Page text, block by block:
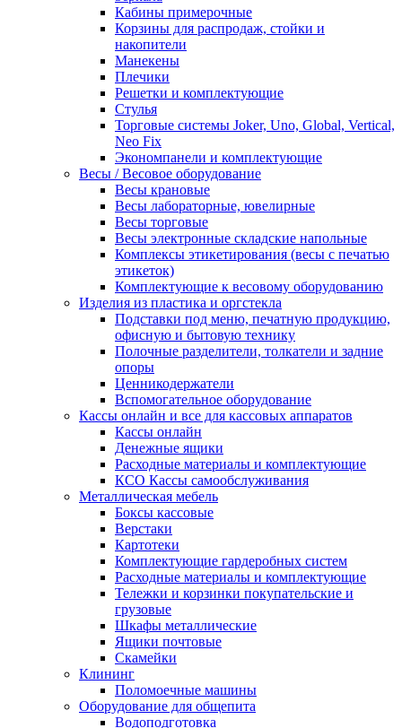
Кабины примерочные
Корзины для распродаж, стойки и
накопители
Манекены
Плечики
Решетки и комплектующие
Стулья
Торговые системы Joker, Uno, Global, Vertical,
Neo Fix
Экономпанели и комплектующие
Весы / Весовое оборудование
Весы крановые
Весы лабораторные, ювелирные
Весы торговые
Весы электронные складские напольные
Комплексы этикетирования (весы с печатью
этикеток)
Комплектующие к весовому оборудованию
Изделия из пластика и оргстекла
Подставки под меню, печатную продукцию,
офисную и бытовую технику
Полочные разделители, толкатели и задние
опоры
Ценникодержатели
Вспомогательное оборудование
Кассы онлайн и все для кассовых аппаратов
Кассы онлайн
Денежные ящики
Расходные материалы и комплектующие
КСО Кассы самообслуживания
Металлическая мебель
Боксы кассовые
Верстаки
Картотеки
Комплектующие гардеробных систем
Расходные материалы и комплектующие
Тележки и корзинки покупательские и
грузовые
Шкафы металлические
Ящики почтовые
Скамейки
Клининг
Поломоечные машины
Оборудование для общепита
Водоподготовка